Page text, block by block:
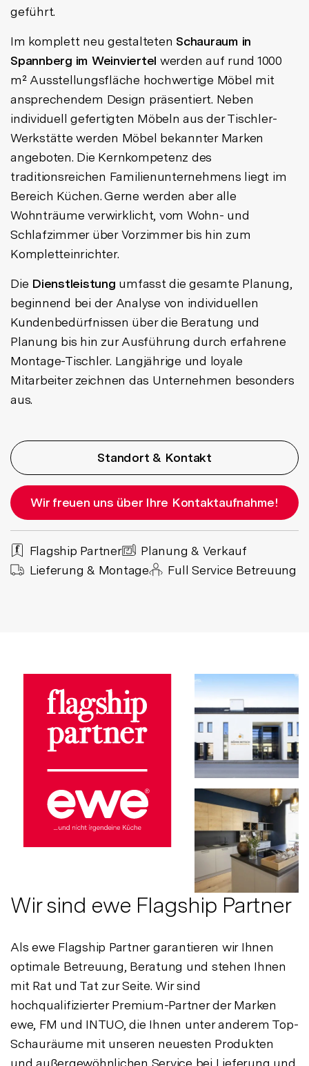
geführt.
Im komplett neu gestalteten Schauraum in
Spannberg im Weinviertel werden auf rund 1000
m² Ausstellungsfläche hochwertige Möbel mit
ansprechendem Design präsentiert. Neben
individuell gefertigten Möbeln aus der Tischler-
Werkstätte werden Möbel bekannter Marken
angeboten. Die Kernkompetenz des
traditionsreichen Familienunternehmens liegt im
Bereich Küchen. Gerne werden aber alle
Wohnträume verwirklicht, vom Wohn- und
Schlafzimmer über Vorzimmer bis hin zum
Kompletteinrichter.
Die Dienstleistung umfasst die gesamte Planung,
beginnend bei der Analyse von individuellen
Kundenbedürfnissen über die Beratung und
Planung bis hin zur Ausführung durch erfahrene
Montage-Tischler. Langjährige und loyale
Mitarbeiter zeichnen das Unternehmen besonders
aus.
Standort & Kontakt
Wir freuen uns über Ihre Kontaktaufnahme!
Flagship Partner
Planung & Verkauf
Lieferung & Montage
Full Service Betreuung
Wir sind ewe Flagship Partner
Als ewe Flagship Partner garantieren wir Ihnen
optimale Betreuung, Beratung und stehen Ihnen
mit Rat und Tat zur Seite. Wir sind
hochqualifizierter Premium-Partner der Marken
ewe, FM und INTUO, die Ihnen unter anderem Top-
Schauräume mit unseren neuesten Produkten
und außergewöhnlichen Service bei Lieferung und